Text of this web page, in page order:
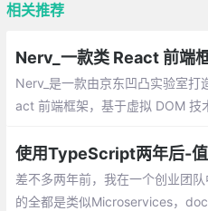
相关推荐
Nerv_是一款由京东凹凸实验室打
act 前端框架，基于虚拟 DOM 技
准，提供了与 React 16 一致的使
API。
使用TypeScript两年后-值
差不多两年前，我在一个创业团
的全都是类似Microservices，